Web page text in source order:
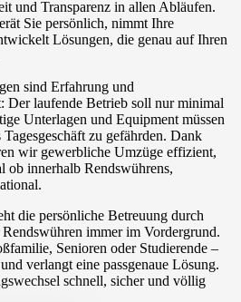
und Transparenz in allen Abläufen.
Sie persönlich, nimmt Ihre
Lösungen, die genau auf Ihren
sind Erfahrung und
Der laufende Betrieb soll nur minimal
Unterlagen und Equipment müssen
zu gefährden. Dank
wir gewerbliche Umzüge effizient,
ob innerhalb Rendswührens,
die persönliche Betreuung durch
immer im Vordergrund.
Senioren oder Studierende –
verlangt eine passgenaue Lösung.
schnell, sicher und völlig